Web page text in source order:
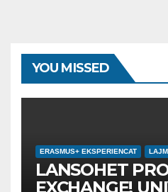
YOU MISSED
ERASMUS+ EKSPERIENCAT
LANSOHET
EXCHANGE!